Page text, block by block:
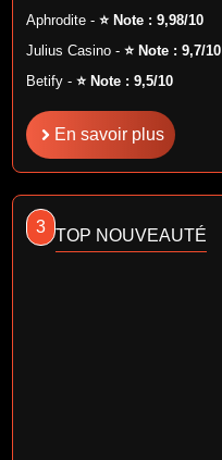
Aphrodite -⭐ Note : 9,98/10
Julius Casino -⭐ Note : 9,7/10
Betify -⭐ Note : 9,5/10
En savoir plus
3 TOP NOUVEAUTÉ